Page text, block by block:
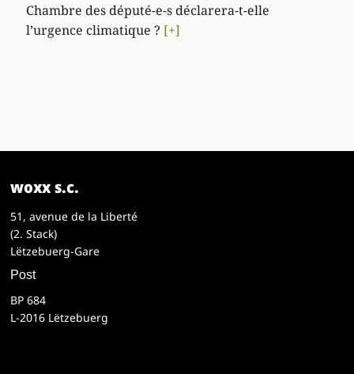
Chambre des député-e-s déclarera-t-elle
l’urgence climatique ? [+]
woxx s.c.
51, avenue de la Liberté
(2. Stack)
Lëtzebuerg-Gare
Post
BP 684
L-2016 Lëtzebuerg